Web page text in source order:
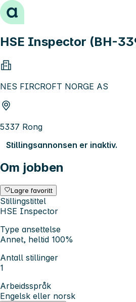
Hopp til innhold
HSE Inspector (BH-
NES FIRCROFT NORGE AS
5337 Rong
Stillingsannonsen er inaktiv.
Om jobben
Lagre favoritt
Stillingstittel
HSE Inspector
Type ansettelse
Annet, heltid 100%
Antall stillinger
1
Arbeidsspråk
Engelsk eller norsk